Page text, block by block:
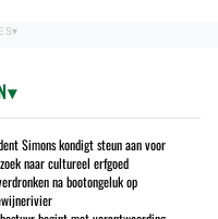
Simons kondigt steun aan voor
naar cultureel erfgoed
na bootongeluk op